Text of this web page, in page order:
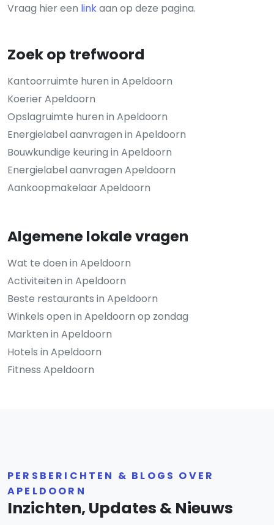
Vraag hier een linkaan op deze pagina.
Zoek op trefwoord
Kantoorruimte huren in Apeldoorn
Koerier Apeldoorn
Opslagruimte huren in Apeldoorn
Energielabel aanvragen in Apeldoorn
Bouwkundige keuring in Apeldoorn
Energielabel aanvragen Apeldoorn
Aankoopmakelaar Apeldoorn
Algemene lokale vragen
Wat te doen in Apeldoorn
Activiteiten in Apeldoorn
Beste restaurants in Apeldoorn
Winkels open in Apeldoorn op zondag
Markten in Apeldoorn
Hotels in Apeldoorn
Fitness Apeldoorn
PERSBERICHTEN & BLOGS OVER
APELDOORN
Inzichten, Updates & Nieuws